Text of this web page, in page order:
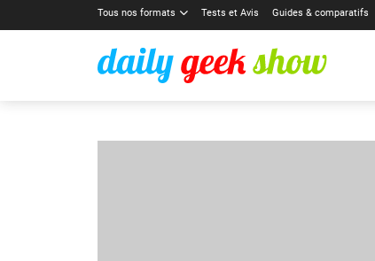
Tous nos formats Tests et Avis Guides & comparatifs